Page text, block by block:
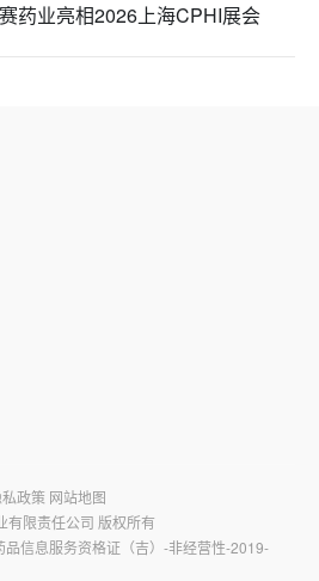
药业亮相2026上海CPHI展会
限责任公司 版权所有
品信息服务资格证（吉）-非经营性-2019-
政策 网站地图